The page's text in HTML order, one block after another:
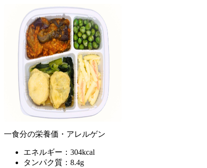
一食分の栄養価・アレルゲン
エネルギー：304kcal
タンパク質：8.4g